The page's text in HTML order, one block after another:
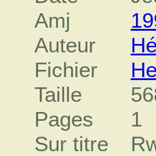
Amj
Auteur
Fichier
Taille
Pages
1
Sur titre